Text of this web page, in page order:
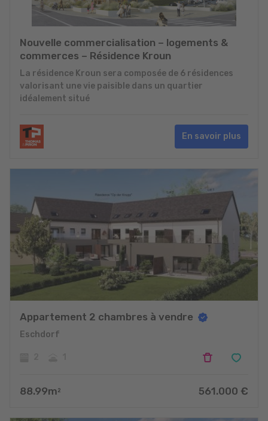
Nouvelle commercialisation – logements &
commerces – Résidence Kroun
La résidence Kroun sera composée de 6 résidences
valorisant une vie paisible dans un quartier
idéalement situé
En savoir plus
Appartement 2 chambres à vendre
Eschdorf
88.99m 2 561.000 €